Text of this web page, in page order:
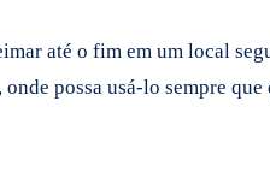
até o fim em um local
possa usá-lo sempre